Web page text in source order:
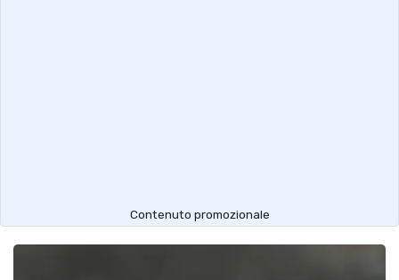
Contenuto promozionale